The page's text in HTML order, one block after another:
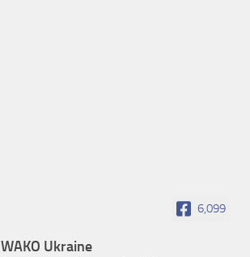
6,099
WAKO Ukraine